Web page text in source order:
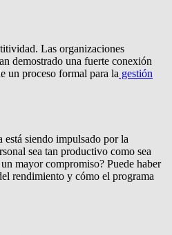
Las organizaciones
demostrado una fuerte conexión
un proceso formal para la gestión
siendo impulsado por la
sea tan productivo como sea
mayor compromiso? Puede haber
rendimiento y cómo el programa